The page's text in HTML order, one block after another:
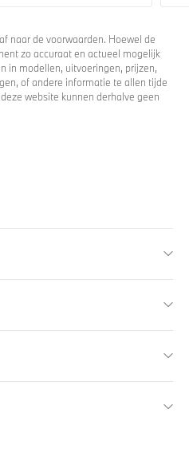
naar de voorwaarden. Hoewel de
zo accuraat en actueel mogelijk
in modellen, uitvoeringen, prijzen,
of andere informatie te allen tijde
website kunnen derhalve geen